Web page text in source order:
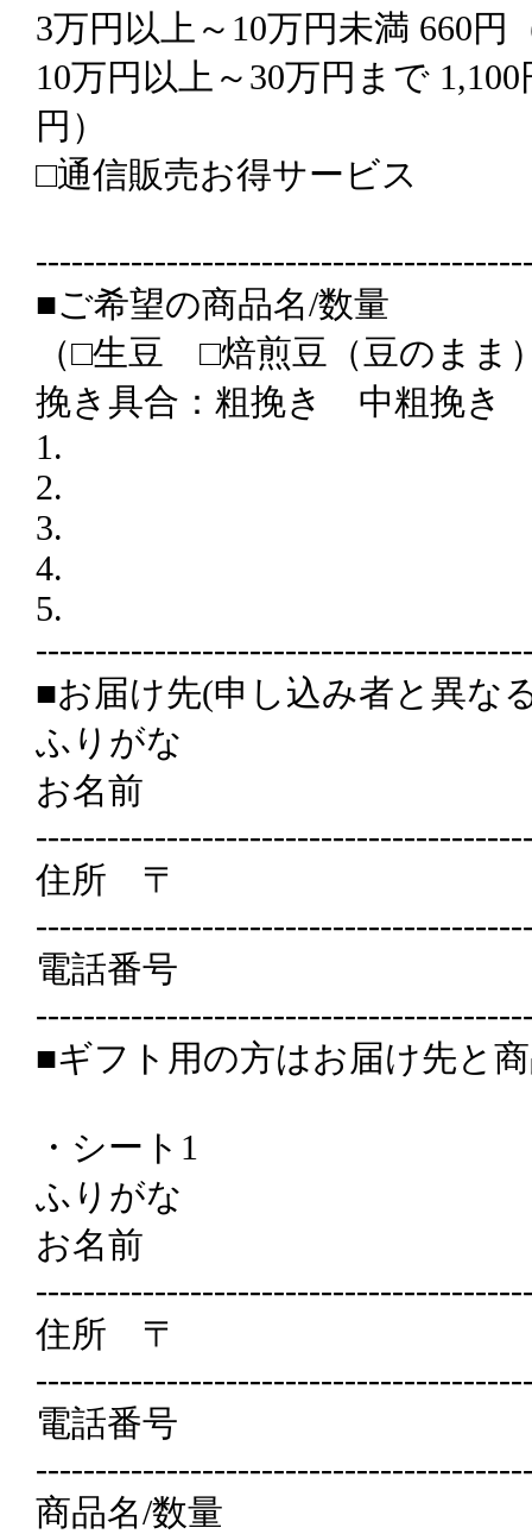
3万円以上～10万円未満 660円
10万円以上～30万円まで
円）
□通信販売お得サービス
■ご希望の商品名/数量
（□生豆 □焙煎豆（豆のま
挽き具合：粗挽き 中粗挽
1.
2.
3.
4.
5.
■お届け先(申し込み者と異な
ふりがな
お名前
住所 〒
電話番号
■ギフト用の方はお届け先と
・シート1
ふりがな
お名前
住所 〒
電話番号
商品名/数量